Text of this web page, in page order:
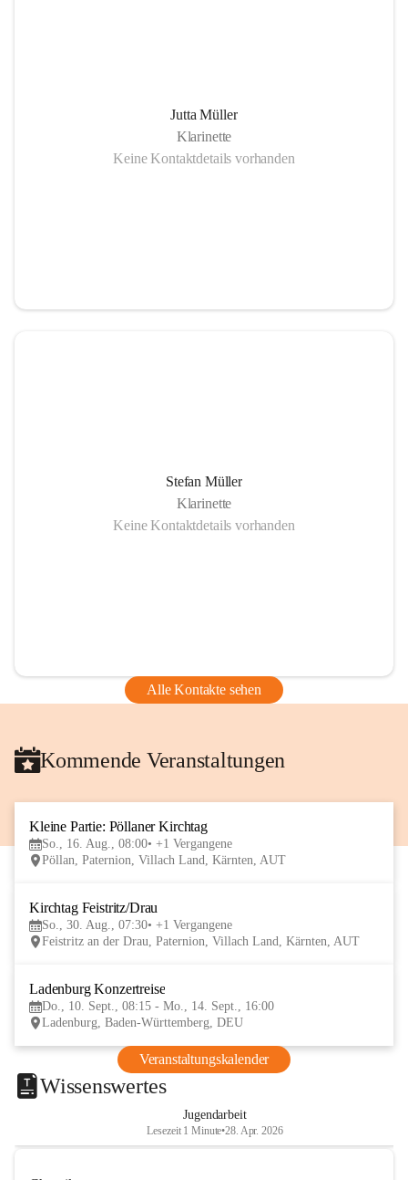
Jutta Müller
Klarinette
Keine Kontaktdetails vorhanden
Stefan Müller
Klarinette
Keine Kontaktdetails vorhanden
Alle Kontakte sehen
Kommende Veranstaltungen
Kleine Partie: Pöllaner Kirchtag
So., 16. Aug., 08:00 +1 Vergangene
Pöllan, Paternion, Villach Land, Kärnten, AUT
Kirchtag Feistritz/Drau
So., 30. Aug., 07:30 +1 Vergangene
Feistritz an der Drau, Paternion, Villach Land, Kärnten, AUT
Ladenburg Konzertreise
Do., 10. Sept., 08:15 - Mo., 14. Sept., 16:00
Ladenburg, Baden-Württemberg, DEU
Veranstaltungskalender
Wissenswertes
Jugendarbeit
Lesezeit 1 Minute•28. Apr. 2026